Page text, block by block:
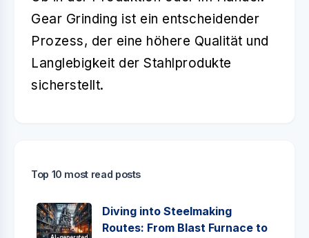
Gear Grinding ist ein entscheidender
Prozess, der eine höhere Qualität und
Langlebigkeit der Stahlprodukte
sicherstellt.
Top 10 most read posts
Diving into Steelmaking
Routes: From Blast Furnace to